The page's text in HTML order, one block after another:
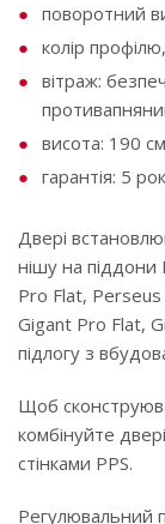
поворотний
колір
вітраж:
висота: 190
гарантія: 5
Двері
нішу на
Pro Flat,
Gigant Pro Flat,
підлогу з
Щоб
комбінуйте
стінками PPS.
Регулювальний